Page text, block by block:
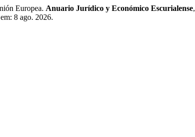
Europea. Anuario Jurídico y Económico Escurialense,
8 ago. 2026.